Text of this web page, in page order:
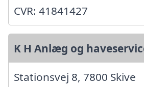
CVR: 41841427
K H Anlæg og
Stationsvej 8, 7800 Skive